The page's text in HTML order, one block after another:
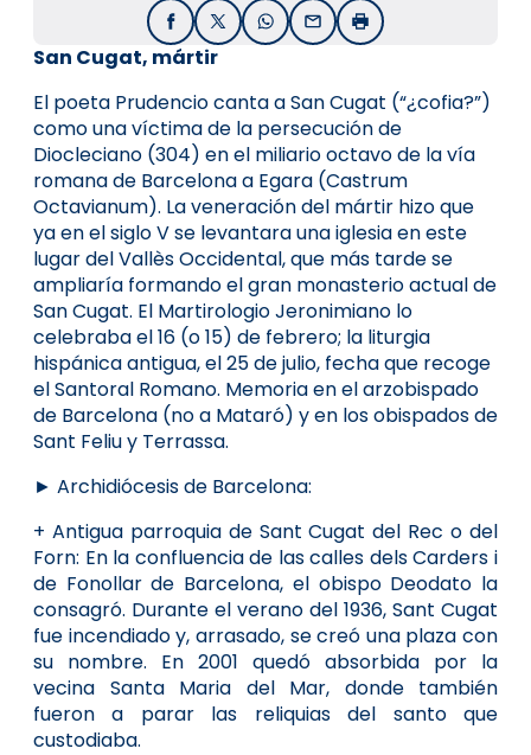
FacebookX / TwitterWhatsApp
EmailImprimir
San Cugat, mártir
El poeta Prudencio canta a San Cugat (“¿cofia?”)
como una víctima de la persecución de
Diocleciano (304) en el miliario octavo de la vía
romana de Barcelona a Egara (Castrum
Octavianum). La veneración del mártir hizo que
ya en el siglo V se levantara una iglesia en este
lugar del Vallès Occidental, que más tarde se
ampliaría formando el gran monasterio actual de
San Cugat. El Martirologio Jeronimiano lo
celebraba el 16 (o 15) de febrero; la liturgia
hispánica antigua, el 25 de julio, fecha que recoge
el Santoral Romano. Memoria en el arzobispado
de Barcelona (no a Mataró) y en los obispados de
Sant Feliu y Terrassa.
► Archidiócesis de Barcelona:
+ Antigua parroquia de Sant Cugat del Rec o del
Forn: En la confluencia de las calles dels Carders i
de Fonollar de Barcelona, el obispo Deodato la
consagró. Durante el verano del 1936, Sant Cugat
fue incendiado y, arrasado, se creó una plaza con
su nombre. En 2001 quedó absorbida por la
vecina Santa Maria del Mar, donde también
fueron a parar las reliquias del santo que
custodiaba.